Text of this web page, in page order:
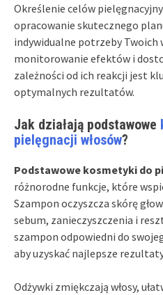
Określenie celów
opracowanie skutecznego
indywidualne potrzeby Twoich
monitorowanie efektów i
zależności od ich reakcji jest
optymalnych rezultatów.
Jak działają podstawowe
pielęgnacji włosów?
Podstawowe kosmetyki do
różnorodne funkcje, które
Szampon oczyszcza skórę
sebum, zanieczyszczenia i
szampon odpowiedni do
aby uzyskać najlepsze
Odżywki zmiękczają włosy,